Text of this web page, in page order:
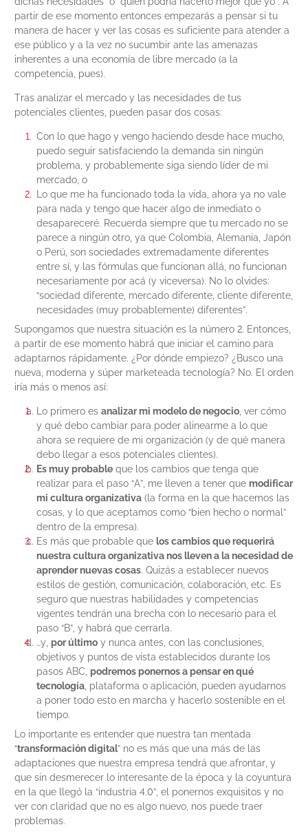
partir de ese momento entonces empezarás a pensar si tu
manera de hacer y ver las cosas es suficiente para atender a
ese público y a la vez no sucumbir ante las amenazas
inherentes a una economía de libre mercado (a la
competencia, pues).
Tras analizar el mercado y las necesidades de tus
potenciales clientes, pueden pasar dos cosas:
Con lo que hago y vengo haciendo desde hace mucho,
puedo seguir satisfaciendo la demanda sin ningún
problema, y probablemente siga siendo líder de mi
mercado, o
Lo que me ha funcionado toda la vida, ahora ya no vale
para nada y tengo que hacer algo de inmediato o
desapareceré. Recuerda siempre que tu mercado no se
parece a ningún otro, ya que Colombia, Alemania, Japón
o Perú, son sociedades extremadamente diferentes
entre sí, y las fórmulas que funcionan allá, no funcionan
necesariamente por acá (y viceversa). No lo olvides:
“sociedad diferente, mercado diferente, cliente diferente,
necesidades (muy probablemente) diferentes”.
Supongamos que nuestra situación es la número 2. Entonces,
a partir de ese momento habrá que iniciar el camino para
adaptarnos rápidamente. ¿Por dónde empiezo? ¿Busco una
nueva, moderna y súper marketeada tecnología? No. El orden
iría más o menos así:
Lo primero es analizar mi modelo de negocio, ver cómo
y qué debo cambiar para poder alinearme a lo que
ahora se requiere de mi organización (y de qué manera
debo llegar a esos potenciales clientes).
Es muy probableque los cambios que tenga que
realizar para el paso “A”, me lleven a tener que modificar
mi cultura organizativa(la forma en la que hacemos las
cosas, y lo que aceptamos como “bien hecho o normal”
dentro de la empresa).
Es más que probable que los cambios que requerirá
nuestra cultura organizativa nos lleven a la necesidad de
aprender nuevas cosas. Quizás a establecer nuevos
estilos de gestión, comunicación, colaboración, etc. Es
seguro que nuestras habilidades y competencias
vigentes tendrán una brecha con lo necesario para el
paso “B”, y habrá que cerrarla.
…y, por últimoy nunca antes, con las conclusiones,
objetivos y puntos de vista establecidos durante los
pasos ABC, podremos ponernos a pensar en qué
tecnología, plataforma o aplicación, pueden ayudarnos
a poner todo esto en marcha y hacerlo sostenible en el
tiempo.
Lo importante es entender que nuestra tan mentada
“transformación digital” no es más que una más de las
adaptaciones que nuestra empresa tendrá que afrontar, y
que sin desmerecer lo interesante de la época y la coyuntura
en la que llegó la “industria 4.0”, el ponernos exquisitos y no
ver con claridad que no es algo nuevo, nos puede traer
problemas.